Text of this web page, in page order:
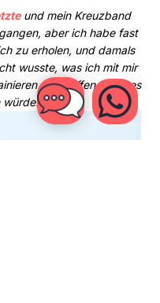
und mein Kreuzband
aber ich habe fast
zu erholen, und damals
wusste, was ich mit mir
und hoffen, dass es